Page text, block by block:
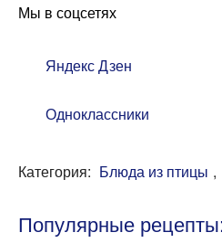
Мы в соцсетях
Яндекс Дзен
Одноклассники
Категория: Блюда из птицы ,
Популярные